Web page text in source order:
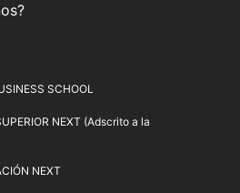
SCHOOL
NEXT (Adscrito a la
NEXT